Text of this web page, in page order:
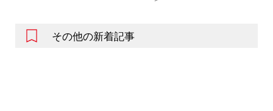
その他の新着記事